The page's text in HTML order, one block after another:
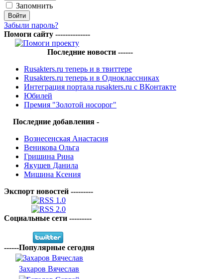
Запомнить
Забыли пароль?
Помоги сайту --------------
Последние новости ------
Rusakters.ru теперь и в твиттере
Rusakters.ru теперь и в Одноклассниках
Интеграция портала rusakters.ru с ВКонтакте
Юбилей
Премия "Золотой носорог"
Последние добавления -
Вознесенская Анастасия
Веникова Ольга
Гришина Рина
Якушев Данила
Мишина Ксения
Экспорт новостей ---------
Социальные сети ---------
------Популярные сегодня
Захаров Вячеслав